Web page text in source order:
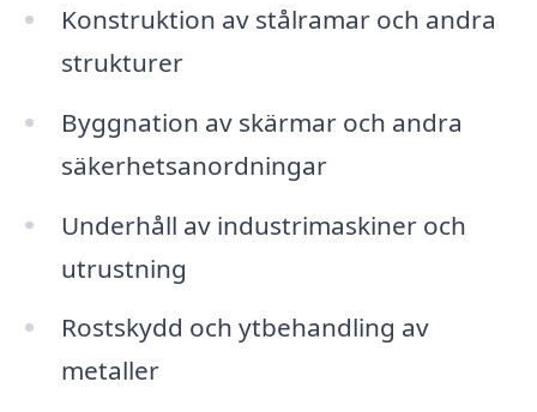
Konstruktion av stålramar och andra
strukturer
Byggnation av skärmar och andra
säkerhetsanordningar
Underhåll av industrimaskiner och
utrustning
Rostskydd och ytbehandling av
metaller